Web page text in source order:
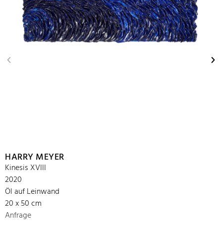
HARRY MEYER
Kinesis XVIII
2020
Öl auf Leinwand
20 x 50 cm
Anfrage